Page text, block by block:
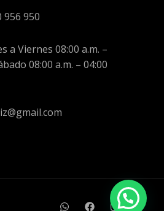
956 950
a Viernes 08:00 a.m. –
08:00 a.m. – 04:00